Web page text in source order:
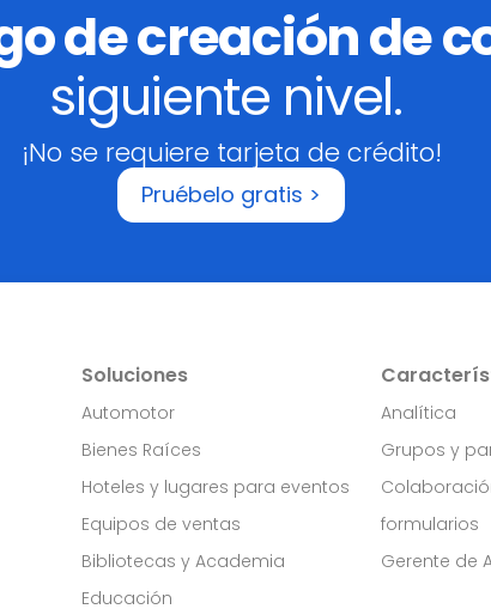
de creación de
siguiente nivel.
¡No se requiere tarjeta de crédito!
Pruébelo gratis >
Soluciones
Automotor
Bienes Raíces
Hoteles y lugares para eventos
Equipos de ventas
Bibliotecas y Academia
Educación
Analítica
Grupos y
formularios
Gerente de